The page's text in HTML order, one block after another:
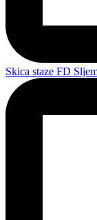
Skica staze FD